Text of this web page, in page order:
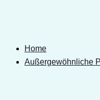
Home
Außergewöhnliche